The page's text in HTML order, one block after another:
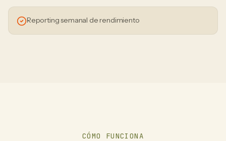
Reporting semanal de rendimiento
CÓMO FUNCIONA